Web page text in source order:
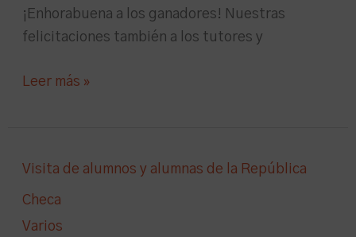
¡Enhorabuena a los ganadores! Nuestras
felicitaciones también a los tutores y
Leer más »
Visita de alumnos y alumnas de la República
Checa
Varios
alumnos
y